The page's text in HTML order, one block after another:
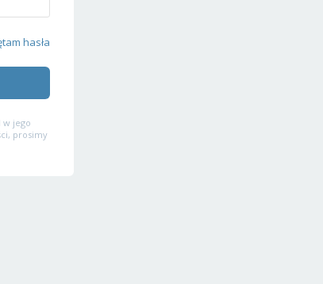
hasła
w jego
prosimy